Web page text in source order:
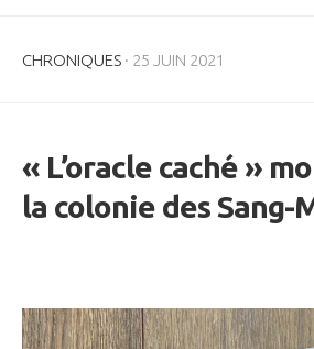
CHRONIQUES · 25 JUIN 2021
« L’oracle caché »
la colonie des Sang-